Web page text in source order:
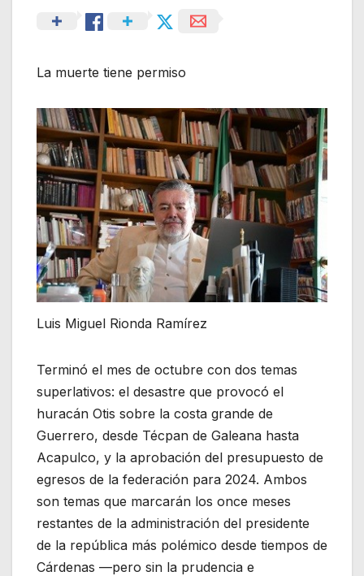
La muerte tiene permiso
Luis Miguel Rionda Ramírez
Terminó el mes de octubre con dos temas
superlativos: el desastre que provocó el
huracán Otis sobre la costa grande de
Guerrero, desde Técpan de Galeana hasta
Acapulco, y la aprobación del presupuesto de
egresos de la federación para 2024. Ambos
son temas que marcarán los once meses
restantes de la administración del presidente
de la república más polémico desde tiempos de
Cárdenas —pero sin la prudencia e